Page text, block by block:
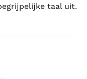
taal uit.